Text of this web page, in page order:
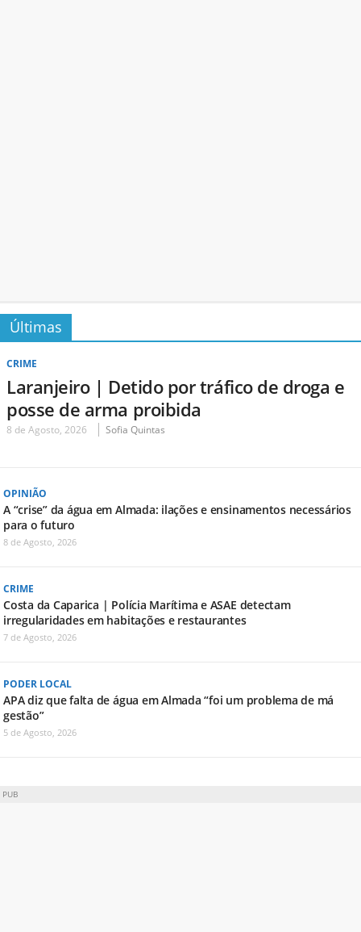
Últimas
CRIME
Laranjeiro | Detido por tráfico de droga e
posse de arma proibida
8 de Agosto, 2026 Sofia Quintas
OPINIÃO
A “crise” da água em Almada: ilações e ensinamentos necessários
para o futuro
8 de Agosto, 2026
CRIME
Costa da Caparica | Polícia Marítima e ASAE detectam
irregularidades em habitações e restaurantes
7 de Agosto, 2026
PODER LOCAL
APA diz que falta de água em Almada “foi um problema de má
gestão”
5 de Agosto, 2026
PUB